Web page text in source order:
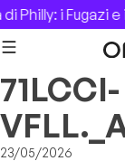
Skip to content
Philly: i Fugazi
71LCCI-
23/05/2026